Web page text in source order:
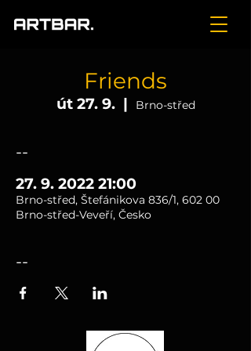
Friends
út 27. 9.
  |
Brno-střed
--
27. 9. 2022 21:00
Brno-střed, Štefánikova 836/1, 602 00
Brno-střed-Veveří, Česko
--